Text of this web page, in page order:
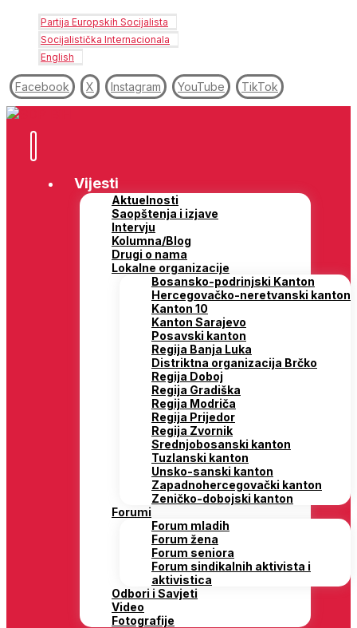
Partija Europskih Socijalista
Socijalistička Internacionala
English
Facebook X Instagram YouTube TikTok
Vijesti
Aktuelnosti
Saopštenja i izjave
Intervju
Kolumna/Blog
Drugi o nama
Lokalne organizacije
Bosansko-podrinjski Kanton
Hercegovačko-neretvanski kanton
Kanton 10
Kanton Sarajevo
Posavski kanton
Regija Banja Luka
Distriktna organizacija Brčko
Regija Doboj
Regija Gradiška
Regija Modriča
Regija Prijedor
Regija Zvornik
Srednjobosanski kanton
Tuzlanski kanton
Unsko-sanski kanton
Zapadnohercegovački kanton
Zeničko-dobojski kanton
Forumi
Forum mladih
Forum žena
Forum seniora
Forum sindikalnih aktivista i
aktivistica
Odbori i Savjeti
Video
Fotografije